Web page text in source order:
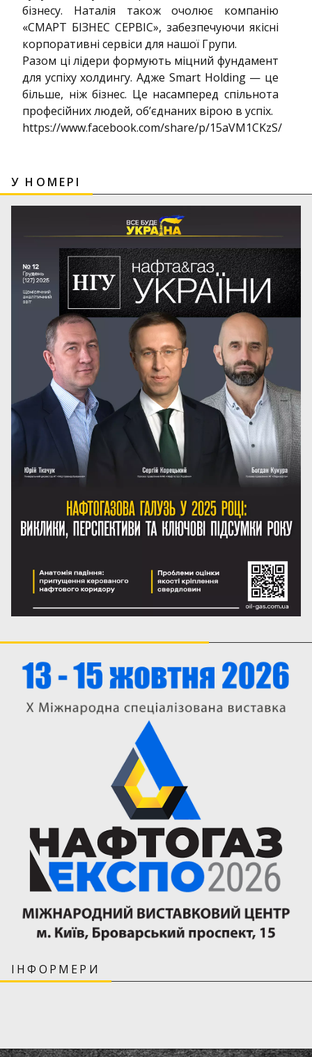
бізнесу. Наталія також очолює компанію
«СМАРТ БІЗНЕС СЕРВІС», забезпечуючи якісні
корпоративні сервіси для нашої Групи.
Разом ці лідери формують міцний фундамент
для успіху холдингу. Адже Smart Holding — це
більше, ніж бізнес. Це насамперед спільнота
професійних людей, об’єднаних вірою в успіх.
https://www.facebook.com/share/p/15aVM1CKzS/
У НОМЕРІ
ІНФОРМЕРИ